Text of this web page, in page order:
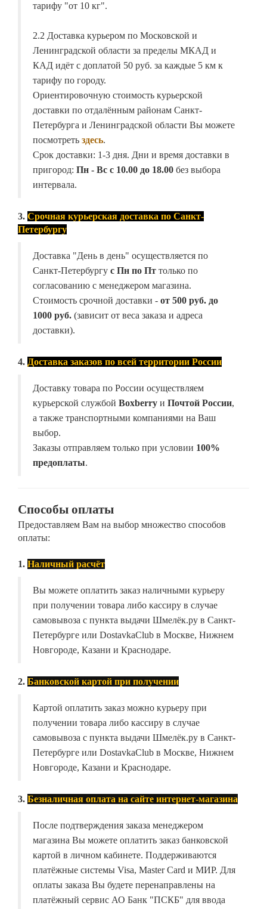
тарифу "от 10 кг".
2.2 Доставка курьером по Московской и
Ленинградской области за пределы МКАД и
КАД идёт с доплатой 50 руб. за каждые 5 км к
тарифу по городу.
Ориентировочную стоимость курьерской
доставки по отдалённым районам Санкт-
Петербурга и Ленинградской области Вы можете
посмотреть здесь.
Срок доставки: 1-3 дня. Дни и время доставки в
пригород: Пн - Вс с 10.00 до 18.00 без выбора
интервала.
3. Срочная курьерская доставка по Санкт-
Петербургу
Доставка "День в день" осуществляется по
Санкт-Петербургу с Пн по Пт только по
согласованию с менеджером магазина.
Стоимость срочной доставки - от 500 руб. до
1000 руб. (зависит от веса заказа и адреса
доставки).
4. Доставка заказов по всей территории России
Доставку товара по России осуществляем
курьерской службой Boxberry и Почтой России,
а также транспортными компаниями на Ваш
выбор.
Заказы отправляем только при условии 100%
предоплаты.
Способы оплаты
Предоставляем Вам на выбор множество способов
оплаты:
1. Наличный расчёт
Вы можете оплатить заказ наличными курьеру
при получении товара либо кассиру в случае
самовывоза с пункта выдачи Шмелёк.ру в Санкт-
Петербурге или DostavkaClub в Москве, Нижнем
Новгороде, Казани и Краснодаре.
2. Банковской картой при получении
Картой оплатить заказ можно курьеру при
получении товара либо кассиру в случае
самовывоза с пункта выдачи Шмелёк.ру в Санкт-
Петербурге или DostavkaClub в Москве, Нижнем
Новгороде, Казани и Краснодаре.
3. Безналичная оплата на сайте интернет-магазина
После подтверждения заказа менеджером
магазина Вы можете оплатить заказ банковской
картой в личном кабинете. Поддерживаются
платёжные системы Visa, Master Card и МИР. Для
оплаты заказа Вы будете перенаправлены на
платёжный сервис АО Банк "ПСКБ" для ввода